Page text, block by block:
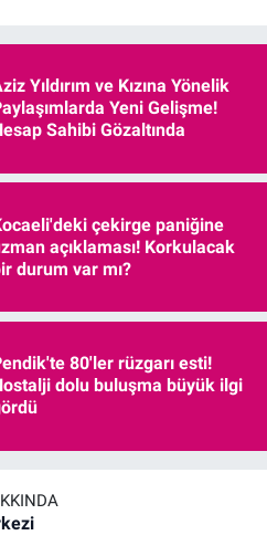
Yıldırım ve Kızına Yönelik
Yeni Gelişme!
Sahibi Gözaltında
çekirge paniğine
açıklaması! Korkulacak
durum var mı?
80'ler rüzgarı esti!
dolu buluşma büyük ilgi